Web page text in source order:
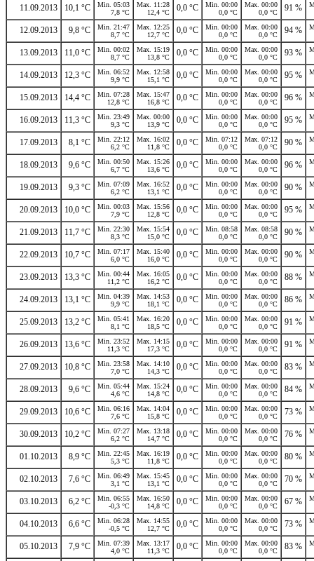
11.09.2013 10,1 °C
Min. 05:03
7,8 °C
Max. 11:28
12,4 °C
0,0 °C
Min. 00:00
0,0 °C
Max. 00:00
0,0 °C
91 %
12.09.2013 9,8 °C
Min. 21:47
8,7 °C
Max. 12:25
12,7 °C
0,0 °C
Min. 00:00
0,0 °C
Max. 00:00
0,0 °C
94 %
13.09.2013 11,0 °C
Min. 00:02
8,7 °C
Max. 15:19
13,8 °C
0,0 °C
Min. 00:00
0,0 °C
Max. 00:00
0,0 °C
93 %
14.09.2013 12,3 °C
Min. 06:52
9,9 °C
Max. 12:58
15,1 °C
0,0 °C
Min. 00:00
0,0 °C
Max. 00:00
0,0 °C
95 %
15.09.2013 14,4 °C
Min. 07:28
12,8 °C
Max. 15:47
16,8 °C
0,0 °C
Min. 00:00
0,0 °C
Max. 00:00
0,0 °C
96 %
16.09.2013 11,3 °C
Min. 23:49
9,3 °C
Max. 00:00
13,9 °C
0,0 °C
Min. 00:00
0,0 °C
Max. 00:00
0,0 °C
95 %
17.09.2013 8,1 °C
Min. 22:12
6,2 °C
Max. 16:02
11,8 °C
0,0 °C
Min. 07:12
0,0 °C
Max. 07:12
0,0 °C
90 %
18.09.2013 9,6 °C
Min. 00:50
6,7 °C
Max. 15:26
13,6 °C
0,0 °C
Min. 00:00
0,0 °C
Max. 00:00
0,0 °C
96 %
19.09.2013 9,3 °C
Min. 07:09
6,2 °C
Max. 16:52
13,1 °C
0,0 °C
Min. 00:00
0,0 °C
Max. 00:00
0,0 °C
90 %
20.09.2013 10,0 °C
Min. 00:03
7,9 °C
Max. 15:56
12,8 °C
0,0 °C
Min. 00:00
0,0 °C
Max. 00:00
0,0 °C
95 %
21.09.2013 11,7 °C
Min. 22:30
8,3 °C
Max. 15:54
15,0 °C
0,0 °C
Min. 08:58
0,0 °C
Max. 08:58
0,0 °C
90 %
22.09.2013 10,7 °C
Min. 07:17
6,0 °C
Max. 15:40
16,0 °C
0,0 °C
Min. 00:00
0,0 °C
Max. 00:00
0,0 °C
90 %
23.09.2013 13,3 °C
Min. 00:44
11,2 °C
Max. 16:05
16,2 °C
0,0 °C
Min. 00:00
0,0 °C
Max. 00:00
0,0 °C
88 %
24.09.2013 13,1 °C
Min. 04:39
9,9 °C
Max. 14:53
18,1 °C
0,0 °C
Min. 00:00
0,0 °C
Max. 00:00
0,0 °C
86 %
25.09.2013 13,2 °C
Min. 05:41
8,1 °C
Max. 16:20
18,5 °C
0,0 °C
Min. 00:00
0,0 °C
Max. 00:00
0,0 °C
91 %
26.09.2013 13,6 °C
Min. 23:52
11,3 °C
Max. 14:15
17,3 °C
0,0 °C
Min. 00:00
0,0 °C
Max. 00:00
0,0 °C
91 %
27.09.2013 10,8 °C
Min. 23:58
7,0 °C
Max. 14:10
14,3 °C
0,0 °C
Min. 00:00
0,0 °C
Max. 00:00
0,0 °C
83 %
28.09.2013 9,6 °C
Min. 05:44
4,6 °C
Max. 15:24
14,8 °C
0,0 °C
Min. 00:00
0,0 °C
Max. 00:00
0,0 °C
84 %
29.09.2013 10,6 °C
Min. 06:16
7,6 °C
Max. 14:04
15,8 °C
0,0 °C
Min. 00:00
0,0 °C
Max. 00:00
0,0 °C
73 %
30.09.2013 10,2 °C
Min. 07:27
6,2 °C
Max. 13:18
14,7 °C
0,0 °C
Min. 00:00
0,0 °C
Max. 00:00
0,0 °C
76 %
01.10.2013 8,9 °C
Min. 22:45
5,3 °C
Max. 16:19
11,8 °C
0,0 °C
Min. 00:00
0,0 °C
Max. 00:00
0,0 °C
80 %
02.10.2013 7,6 °C
Min. 06:49
3,1 °C
Max. 15:45
13,1 °C
0,0 °C
Min. 00:00
0,0 °C
Max. 00:00
0,0 °C
70 %
03.10.2013 6,2 °C
Min. 06:55
-0,3 °C
Max. 16:50
14,8 °C
0,0 °C
Min. 00:00
0,0 °C
Max. 00:00
0,0 °C
67 %
04.10.2013 6,6 °C
Min. 06:28
-0,5 °C
Max. 14:55
12,7 °C
0,0 °C
Min. 00:00
0,0 °C
Max. 00:00
0,0 °C
73 %
05.10.2013 7,9 °C
Min. 07:39
4,0 °C
Max. 13:17
11,3 °C
0,0 °C
Min. 00:00
0,0 °C
Max. 00:00
0,0 °C
83 %